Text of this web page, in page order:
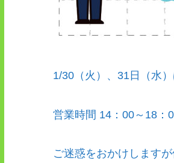
1/30（火）、31日（水
営業時間 14：00～18：
ご迷惑をおかけします